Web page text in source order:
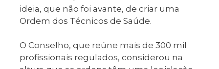
ideia, que não foi avante, de criar uma
Ordem dos Técnicos de Saúde.
O Conselho, que reúne mais de 300 mil
profissionais regulados, considerou na